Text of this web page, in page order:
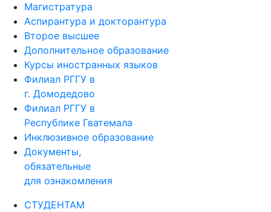
Магистратура
Аспирантура и докторантура
Второе высшее
Дополнительное образование
Курсы иностранных языков
Филиал РГГУ в
г. Домодедово
Филиал РГГУ в
Республике Гватемала
Инклюзивное образование
Документы,
обязательные
для ознакомления
СТУДЕНТАМ